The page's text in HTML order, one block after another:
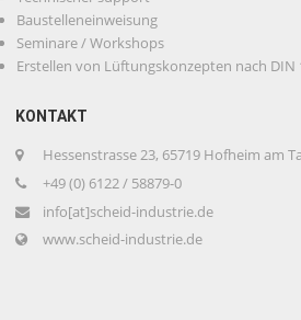
Baustelleneinweisung
Seminare / Workshops
Erstellen von Lüftungskonzepten nach DIN
KONTAKT
Hessenstrasse 23, 65719 Hofheim am
+49 (0) 6122 / 58879-0
info[at]scheid-industrie.de
www.scheid-industrie.de